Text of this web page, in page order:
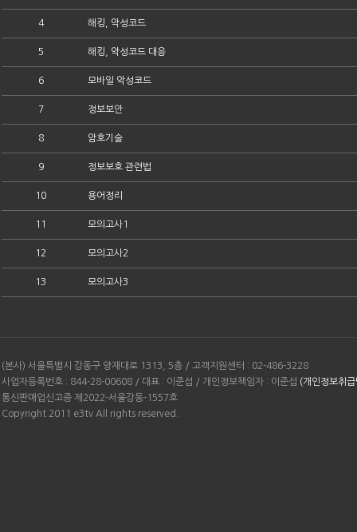
4 해킹, 악성코드
5 해킹, 악성코드 대응
6 모바일 악성코드
7 정보보안
8 암호기술
9 정보보호 관련법
10 용어정리
11 모의고사1
12 모의고사2
13 모의고사3
(본사) 서울특별시 강동구 양재대로 1313, 5층 / 고객지원센터 : 02-486-3228
사업자등록번호 : 844-28-00608 / 대표 : 이준섭 / 개인정보책임자 : 이준섭 (개인정보취
통신판매업신고증 제2022-서울강동-1557호
Copyright 2011 e3tv All rights reserved.